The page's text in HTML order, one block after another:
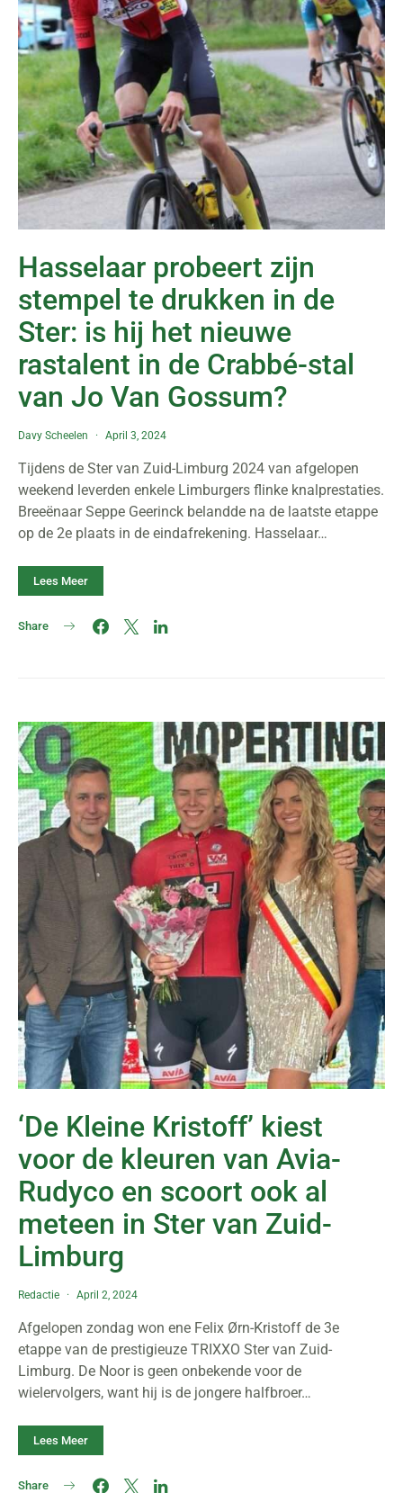
Hasselaar probeert zijn
stempel te drukken in de
Ster: is hij het nieuwe
rastalent in de Crabbé-stal
van Jo Van Gossum?
Davy Scheelen April 3, 2024
Tijdens de Ster van Zuid-Limburg 2024 van afgelopen
weekend leverden enkele Limburgers flinke knalprestaties.
Breeënaar Seppe Geerinck belandde na de laatste etappe
op de 2e plaats in de eindafrekening. Hasselaar…
Lees Meer
Share
‘De Kleine Kristoff’ kiest
voor de kleuren van Avia-
Rudyco en scoort ook al
meteen in Ster van Zuid-
Limburg
Redactie April 2, 2024
Afgelopen zondag won ene Felix Ørn-Kristoff de 3e
etappe van de prestigieuze TRIXXO Ster van Zuid-
Limburg. De Noor is geen onbekende voor de
wielervolgers, want hij is de jongere halfbroer…
Lees Meer
Share